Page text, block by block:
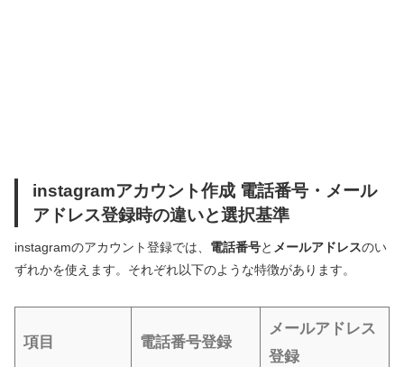
instagramアカウント作成 電話番号・メール
アドレス登録時の違いと選択基準
instagramのアカウント登録では、 電話番号と メールアドレスのい
ずれかを使えます。それぞれ以下のような特徴があります。
項目 電話番号登録
メールアドレス
登録